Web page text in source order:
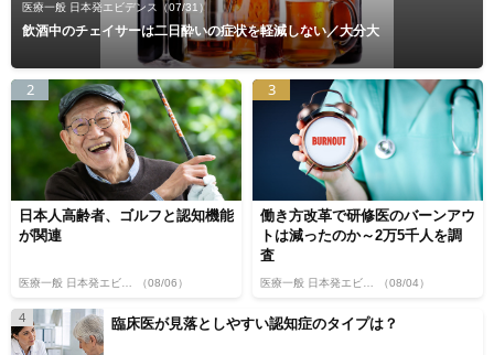
医療一般 日本発エビデンス （07/31）
飲酒中のチェイサーは二日酔いの症状を軽減しない／大分大
2
日本人高齢者、ゴルフと認知機能
が関連
（08/06）
3
働き方改革で研修医のバーンアウ
トは減ったのか～2万5千人を調
査
（08/04）
4 臨床医が見落としやすい認知症のタイプは？